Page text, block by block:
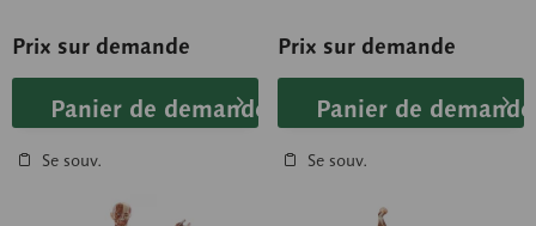
Prix sur demande
Panier de demande
Se souv.
Prix sur demande
Panier de demande
Se souv.